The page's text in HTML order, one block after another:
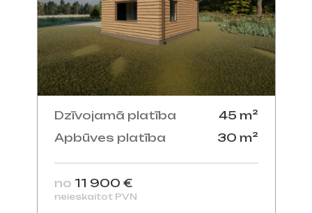
Dzīvojamā platība
45 m²
Apbūves platība
30 m²
no 11 900 €
neieskaitot PVN